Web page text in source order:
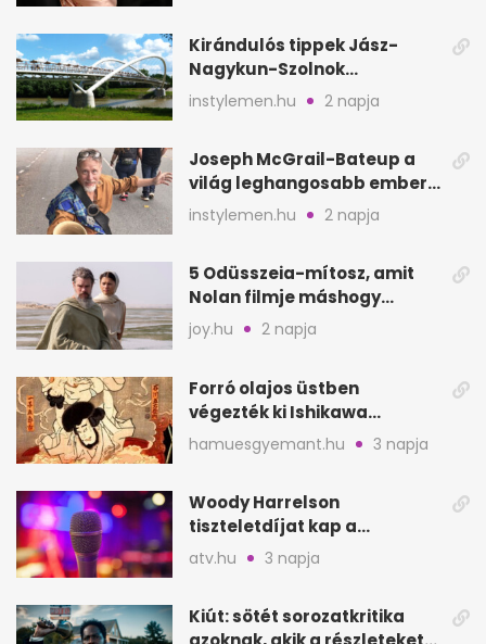
Kirándulós tippek Jász-
Nagykun-Szolnok
megyében: 6 kihagyhatatlan
hely
instylemen.hu 2 napja
Joseph McGrail-Bateup a
világ leghangosabb embere
lett Ausztráliából
instylemen.hu 2 napja
5 Odüsszeia-mítosz, amit
Nolan filmje máshogy
mutat, mint Homérosz
joy.hu 2 napja
Forró olajos üstben
végezték ki Ishikawa
Goemont, Japán Robin
Hoodját
hamuesgyemant.hu 3 napja
Woody Harrelson
tiszteletdíjat kap a
Szarajevói Filmfesztiválon
atv.hu 3 napja
Kiút: sötét sorozatkritika